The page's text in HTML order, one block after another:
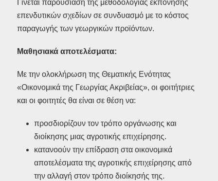
Γίνεται παρουσίαση της μεθοδολογίας εκπόνησης
επενδυτικών σχεδίων σε συνδυασμό με το κόστος
παραγωγής των γεωργικών προϊόντων.
Μαθησιακά αποτελέσματα:
Με την ολοκλήρωση της Θεματικής Ενότητας
«Οικονομικά της Γεωργίας Ακριβείας», οι φοιτήτριες
και οι φοιτητές θα είναι σε θέση να:
προσδιορίζουν τον τρόπο οργάνωσης και
διοίκησης μιας αγροτικής επιχείρησης.
κατανοούν την επίδραση στα οικονομικά
αποτελέσματα της αγροτικής επιχείρησης από
την αλλαγή στον τρόπο διοίκησής της.